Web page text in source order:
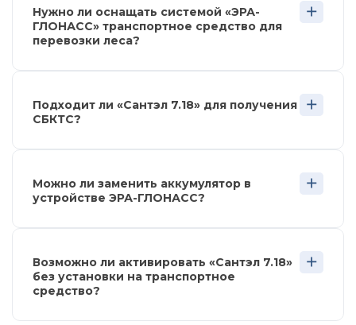
Нужно ли оснащать системой «ЭРА-
ГЛОНАСС» транспортное средство для
перевозки леса?
Подходит ли «Сантэл 7.18» для получения
СБКТС?
Можно ли заменить аккумулятор в
устройстве ЭРА-ГЛОНАСС?
Возможно ли активировать «Сантэл 7.18»
без установки на транспортное
средство?